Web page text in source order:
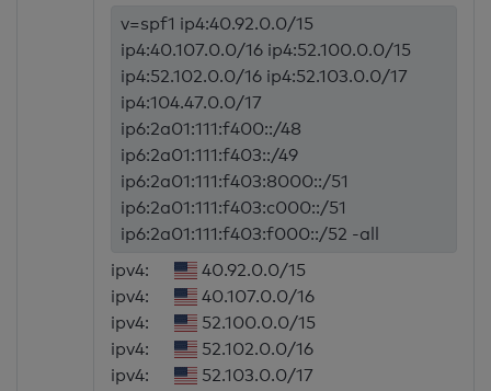
v=spf1 ip4:40.92.0.0/15
ip4:40.107.0.0/16 ip4:52.100.0.0/15
ip4:52.102.0.0/16 ip4:52.103.0.0/17
ip4:104.47.0.0/17
ip6:2a01:111:f400::/48
ip6:2a01:111:f403::/49
ip6:2a01:111:f403:8000::/51
ip6:2a01:111:f403:c000::/51
ip6:2a01:111:f403:f000::/52 -all
ipv4:
40.92.0.0/15
ipv4:
40.107.0.0/16
ipv4:
52.100.0.0/15
ipv4:
52.102.0.0/16
ipv4:
52.103.0.0/17